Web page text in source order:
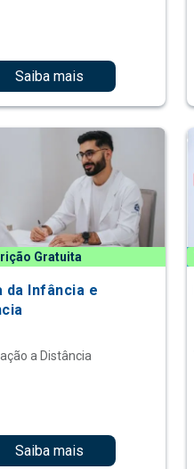
Saiba mais
Gratuita
da Infância e
a Distância
Saiba mais